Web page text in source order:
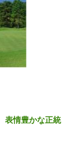
表情豊かな正統